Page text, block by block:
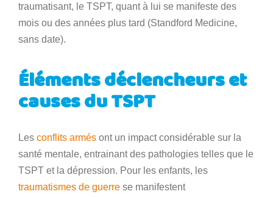
traumatisant, le TSPT, quant à lui se manifeste des
mois ou des années plus tard (Standford Medicine,
sans date).
Éléments déclencheurs et
causes du TSPT
Les conflits armés ont un impact considérable sur la
santé mentale, entrainant des pathologies telles que le
TSPT et la dépression. Pour les enfants, les
traumatismes de guerre se manifestent